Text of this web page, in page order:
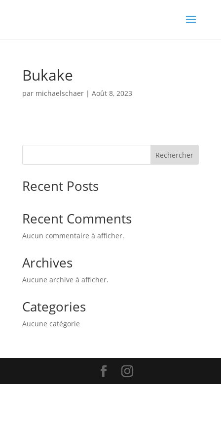
Bukake
par michaelschaer| Août 8, 2023
Rechercher
Recent Posts
Recent Comments
Aucun commentaire à afficher.
Archives
Aucune archive à afficher.
Categories
Aucune catégorie